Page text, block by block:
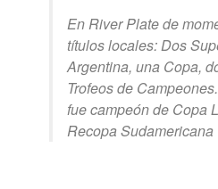
En River Plate de
títulos locales: Dos
Argentina, una Copa,
Trofeos de
fue campeón de Copa
Recopa Sudamericana